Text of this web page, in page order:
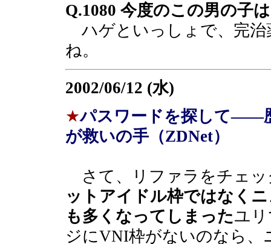
Q.1080 今度のこの男の子
ハゲといっしょで、完治
ね。
2002/06/12 (水)
★パスワードを探して――
が救いの手（ZDNet）
さて、リファラをチェッ
ットアイドル枠ではなく
も多くなってしまったユ
ジにVNI枠がないのなら